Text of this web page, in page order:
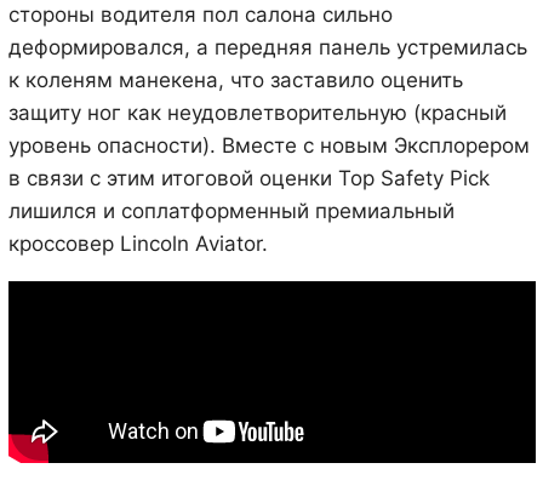
стороны водителя пол салона сильно
деформировался, а передняя панель устремилась
к коленям манекена, что заставило оценить
защиту ног как неудовлетворительную (красный
уровень опасности). Вместе с новым Эксплорером
в связи с этим итоговой оценки Top Safety Pick
лишился и соплатформенный премиальный
кроссовер Lincoln Aviator.